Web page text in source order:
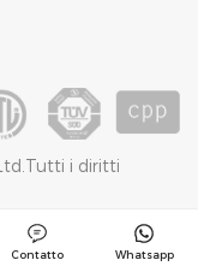
i diritti
XMLWhatsapp
Contatto